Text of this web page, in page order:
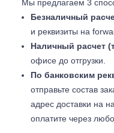
Мы предлагаем 3
Безналичный
и реквизиты на
Наличный расчет
офисе до отгрузки.
По банковским
отправьте состав
адрес доставки на
оплатите через